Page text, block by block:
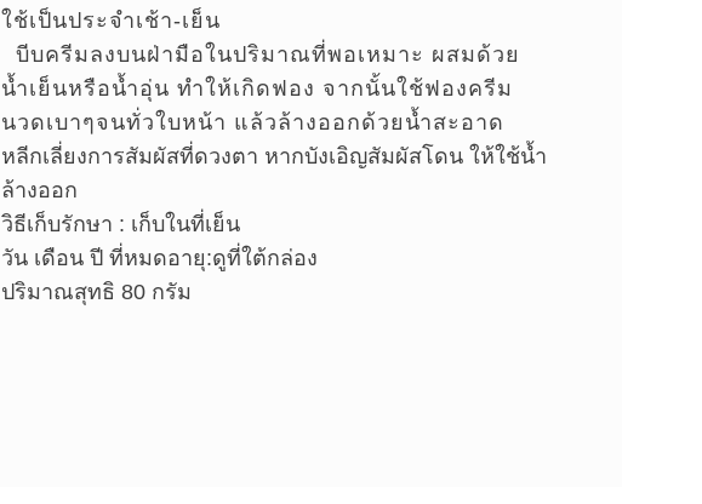
ใช้เป็นประจำเช้า-เย็น
บีบครีมลงบนฝ่ามือในปริมาณที่พอเหมาะ ผสมด้วย
น้ำเย็นหรือน้ำอุ่น ทำให้เกิดฟอง จากนั้นใช้ฟองครีม
นวดเบาๆจนทั่วใบหน้า แล้วล้างออกด้วยน้ำสะอาด
หลีกเลี่ยงการสัมผัสที่ดวงตา หากบังเอิญสัมผัสโดน ให้ใช้น้ำ
ล้างออก
วิธีเก็บรักษา : เก็บในที่เย็น
วัน เดือน ปี ที่หมดอายุ:ดูที่ใต้กล่อง
ปริมาณสุทธิ 80 กรัม